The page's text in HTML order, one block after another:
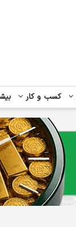
کسب و کار